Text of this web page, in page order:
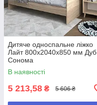
Дитяче односпальне ліжко
Лайт 800х2040х850 мм Дуб
Сонома
В наявності
5 213,58 ₴ 5 606 ₴